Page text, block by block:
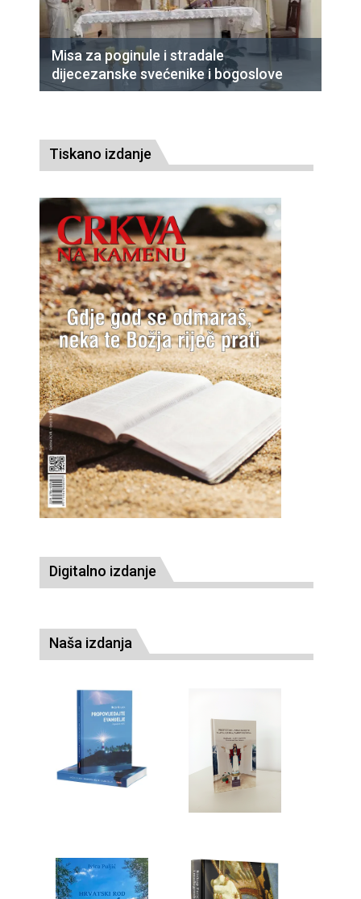
Misa za poginule i stradale
dijecezanske svećenike i bogoslove
Tiskano izdanje
Digitalno izdanje
Naša izdanja